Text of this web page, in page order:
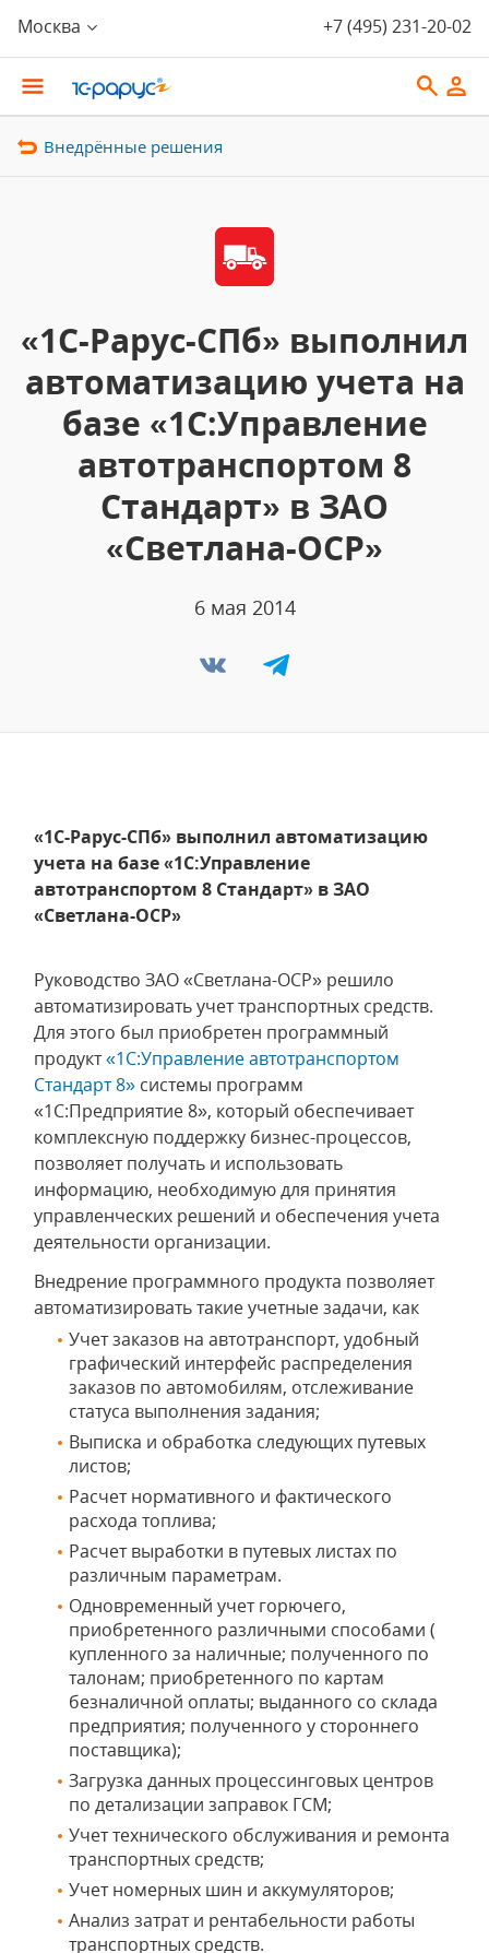
Москва +7 (495) 231-20-02
Внедрённые решения
«1С-Рарус-СПб» выполнил
автоматизацию учета на
базе «1С:Управление
автотранспортом 8
Стандарт» в ЗАО
«Светлана-ОСР»
6 мая 2014
«1С-Рарус-СПб» выполнил автоматизацию
учета на базе «1С:Управление
автотранспортом 8 Стандарт» в ЗАО
«Светлана-ОСР»
Руководство ЗАО «Светлана-ОСР» решило
автоматизировать учет транспортных средств.
Для этого был приобретен программный
продукт«1С:Управление автотранспортом
Стандарт 8» системы программ
«1С:Предприятие 8», который обеспечивает
комплексную поддержку бизнес-процессов,
позволяет получать и использовать
информацию, необходимую для принятия
управленческих решений и обеспечения учета
деятельности организации.
Внедрение программного продукта позволяет
автоматизировать такие учетные задачи, как
Учет заказов на автотранспорт, удобный
графический интерфейс распределения
заказов по автомобилям, отслеживание
статуса выполнения задания;
Выписка и обработка следующих путевых
листов;
Расчет нормативного и фактического
расхода топлива;
Расчет выработки в путевых листах по
различным параметрам.
Одновременный учет горючего,
приобретенного различными способами (
купленного за наличные; полученного по
талонам; приобретенного по картам
безналичной оплаты; выданного со склада
предприятия; полученного у стороннего
поставщика);
Загрузка данных процессинговых центров
по детализации заправок ГСМ;
Учет технического обслуживания и ремонта
транспортных средств;
Учет номерных шин и аккумуляторов;
Анализ затрат и рентабельности работы
транспортных средств.